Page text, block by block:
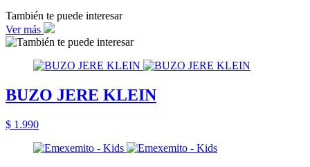
También te puede interesar
Ver más
BUZO JERE KLEIN
$ 1.990